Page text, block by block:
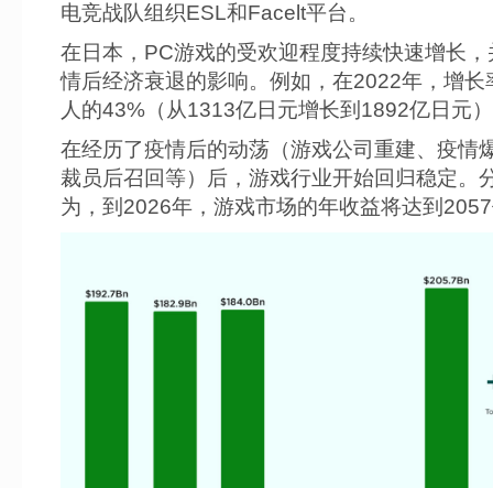
电竞战队组织ESL和Facelt平台。
在日本，PC游戏的受欢迎程度持续快速增长
情后经济衰退的影响。例如，在2022年，增长
人的43%（从1313亿日元增长到1892亿日元
在经历了疫情后的动荡（游戏公司重建、疫情
裁员后召回等）后，游戏行业开始回归稳定。
为，到2026年，游戏市场的年收益将达到